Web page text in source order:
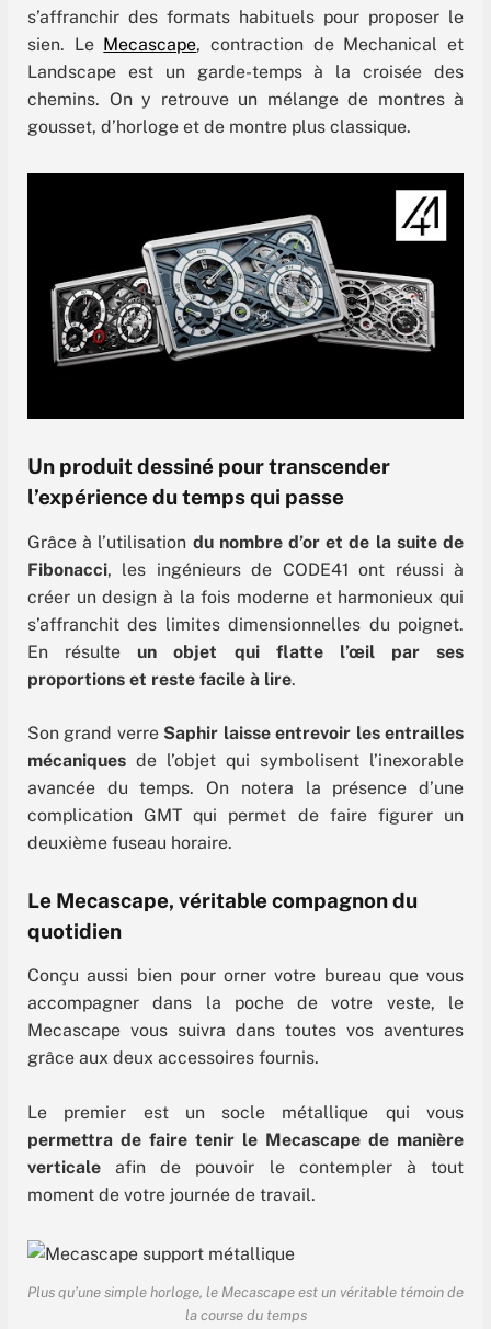
s’affranchir des formats habituels pour proposer le
sien. Le Mecascape, contraction de Mechanical et
Landscape est un garde-temps à la croisée des
chemins. On y retrouve un mélange de montres à
gousset, d’horloge et de montre plus classique.
Un produit dessiné pour transcender
l’expérience du temps qui passe
Grâce à l’utilisation du nombre d’or et de la suite de
Fibonacci, les ingénieurs de CODE41 ont réussi à
créer un design à la fois moderne et harmonieux qui
s’affranchit des limites dimensionnelles du poignet.
En résulte un objet qui flatte l’œil par ses
proportions et reste facile à lire.
Son grand verre Saphir laisse entrevoir les entrailles
mécaniques de l’objet qui symbolisent l’inexorable
avancée du temps. On notera la présence d’une
complication GMT qui permet de faire figurer un
deuxième fuseau horaire.
Le Mecascape, véritable compagnon du
quotidien
Conçu aussi bien pour orner votre bureau que vous
accompagner dans la poche de votre veste, le
Mecascape vous suivra dans toutes vos aventures
grâce aux deux accessoires fournis.
Le premier est un socle métallique qui vous
permettra de faire tenir le Mecascape de manière
verticale afin de pouvoir le contempler à tout
moment de votre journée de travail.
Plus qu’une simple horloge, le Mecascape est un véritable témoin de
la course du temps